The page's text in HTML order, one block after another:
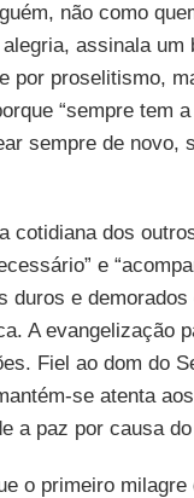
não como
assinala um
por proselitismo,
“sempre tem
sempre de novo,
cotidiana dos
e
duros e demorados
A evangelização
Fiel ao dom do
se atenta
a paz por causa do
o primeiro